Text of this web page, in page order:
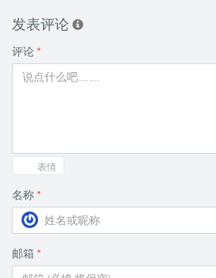
发表评论
评论 *
表情
名称 *
邮箱 *